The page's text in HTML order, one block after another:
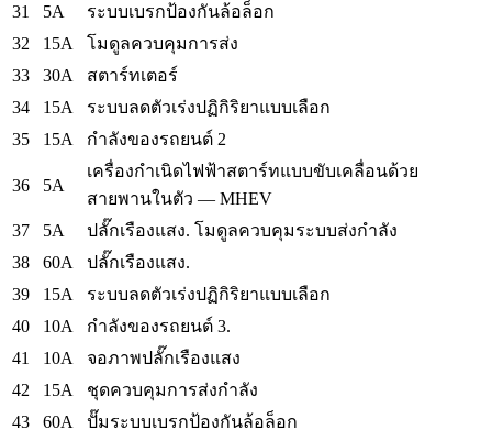
31
5A
ระบบเบรกป้องกันล้อล็อก
32
15A
โมดูลควบคุมการส่ง
33
30A
สตาร์ทเตอร์
34
15A
ระบบลดตัวเร่งปฏิกิริยาแบบเลือก
35
15A กำลังของรถยนต์ 2
36 5A
เครื่องกำเนิดไฟฟ้าสตาร์ทแบบขับเคลื่อนด้วย
สายพานในตัว — MHEV
37
5A ปลั๊กเรืองแสง. โมดูลควบคุมระบบส่งกำลัง
38
60A
ปลั๊กเรืองแสง.
39
15A
ระบบลดตัวเร่งปฏิกิริยาแบบเลือก
40
10A
กำลังของรถยนต์ 3.
41
10A
จอภาพปลั๊กเรืองแสง
42
15A
ชุดควบคุมการส่งกำลัง
43
60A
ปั๊มระบบเบรกป้องกันล้อล็อก